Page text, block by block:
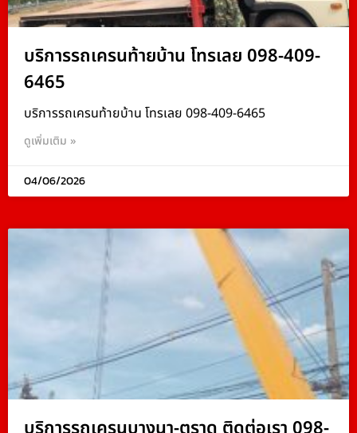
บริการรถเครนท้ายบ้าน โทรเลย 098-409-
6465
บริการรถเครนท้ายบ้าน โทรเลย 098-409-6465
ดูเพิ่มเติม »
04/06/2026